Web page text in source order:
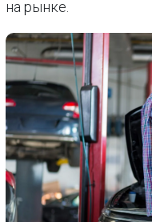
на рынке.